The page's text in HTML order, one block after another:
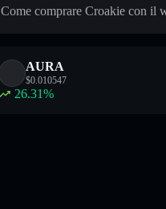
Come comprare Croakie con il
AURA
$0.010547
26.31%